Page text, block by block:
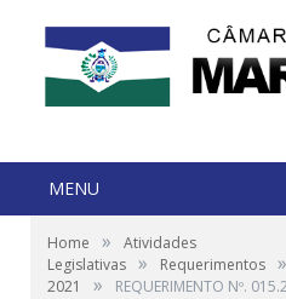
MENU
Home »
Atividades
Legislativas » Requerimentos »
2021
» REQUERIMENTO Nº.